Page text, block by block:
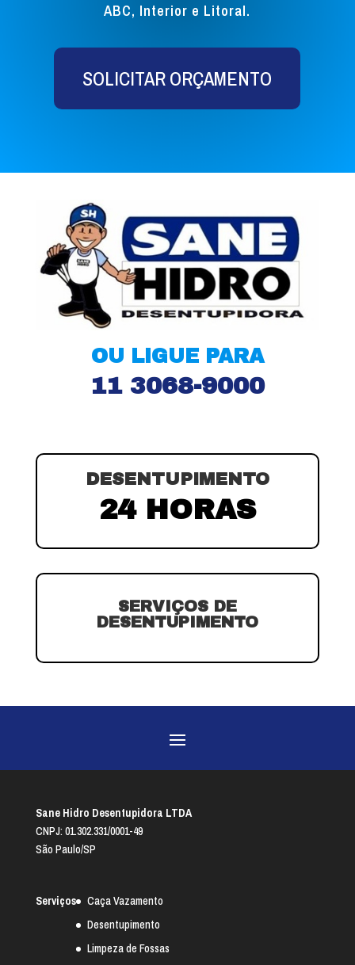
ABC, Interior e Litoral.
SOLICITAR ORÇAMENTO
OU LIGUE PARA
11 3068-9000
DESENTUPIMENTO
24 HORAS
SERVIÇOS DE
DESENTUPIMENTO
Sane Hidro Desentupidora LTDA
CNPJ: 01.302.331/0001-49
São Paulo/SP
Serviços
Caça Vazamento
Desentupimento
Limpeza de Fossas